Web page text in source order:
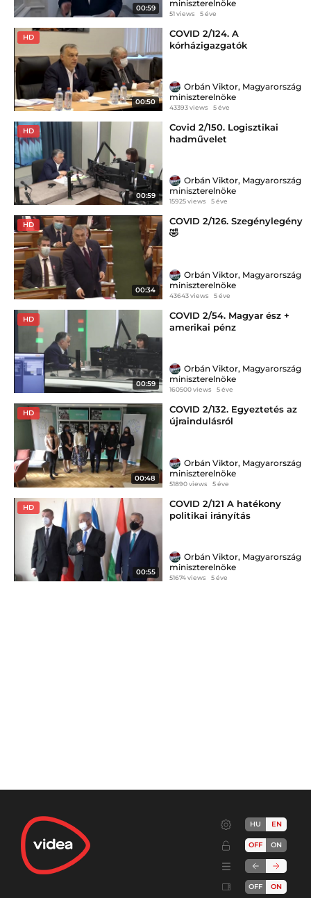
00:59
miniszterelnöke
51 views 5 éve
HD
00:50
COVID 2/124. A
kórházigazgatók
Orbán Viktor, Magyarország
miniszterelnöke
43393 views 5 éve
HD
00:59
Covid 2/150. Logisztikai
hadművelet
Orbán Viktor, Magyarország
miniszterelnöke
15925 views 5 éve
HD
00:34
COVID 2/126. Szegénylegény
🤣
Orbán Viktor, Magyarország
miniszterelnöke
43643 views 5 éve
HD
00:59
COVID 2/54. Magyar ész +
amerikai pénz
Orbán Viktor, Magyarország
miniszterelnöke
160500 views 5 éve
HD
00:48
COVID 2/132. Egyeztetés az
újraindulásról
Orbán Viktor, Magyarország
miniszterelnöke
51890 views 5 éve
HD
00:55
COVID 2/121 A hatékony
politikai irányítás
Orbán Viktor, Magyarország
miniszterelnöke
51674 views 5 éve
HU EN
OFF ON
OFF ON